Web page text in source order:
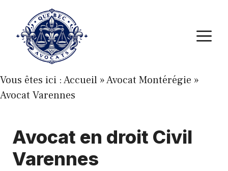
contenu
Vous êtes ici :Accueil »Avocat Montérégie »
Avocat Varennes
Avocat en droit Civil
Varennes